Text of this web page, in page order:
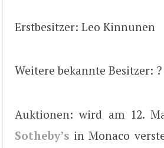
Erstbesitzer: Leo Kinnunen
Weitere bekannte Besitzer: ?
Auktionen: wird am 12.
Sotheby’s in Monaco